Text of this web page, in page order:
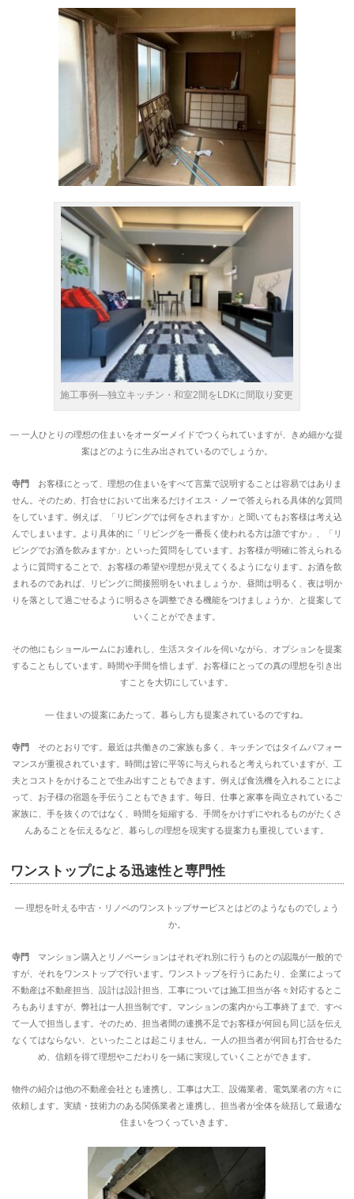
施工事例―独立キッチン・和室2間をLDKに間取り変更
― 一人ひとりの理想の住まいをオーダーメイドでつくられていますが、きめ細かな提
案はどのように生み出されているのでしょうか。
寺門
お客様にとって、理想の住まいをすべて言葉で説明することは容易ではありま
せん。そのため、打合せにおいて出来るだけイエス・ノーで答えられる具体的な質問
をしています。例えば、「リビングでは何をされますか」と聞いてもお客様は考え込
んでしまいます。より具体的に「リビングを一番長く使われる方は誰ですか」、「リ
ビングでお酒を飲みますか」といった質問をしています。お客様が明確に答えられる
ように質問することで、お客様の希望や理想が見えてくるようになります。お酒を飲
まれるのであれば、リビングに間接照明をいれましょうか、昼間は明るく、夜は明か
りを落として過ごせるように明るさを調整できる機能をつけましょうか、と提案して
いくことができます。
その他にもショールームにお連れし、生活スタイルを伺いながら、オプションを提案
することもしています。時間や手間を惜しまず、お客様にとっての真の理想を引き出
すことを大切にしています。
― 住まいの提案にあたって、暮らし方も提案されているのですね。
寺門
そのとおりです。最近は共働きのご家族も多く、キッチンではタイムパフォー
マンスが重視されています。時間は皆に平等に与えられると考えられていますが、工
夫とコストをかけることで生み出すこともできます。例えば食洗機を入れることによ
って、お子様の宿題を手伝うこともできます。毎日、仕事と家事を両立されているご
家族に、手を抜くのではなく、時間を短縮する、手間をかけずにやれるものがたくさ
んあることを伝えるなど、暮らしの理想を現実する提案力も重視しています。
ワンストップによる迅速性と専門性
― 理想を叶える中古・リノベのワンストップサービスとはどのようなものでしょう
か。
寺門
マンション購入とリノベーションはそれぞれ別に行うものとの認識が一般的で
すが、それをワンストップで行います。ワンストップを行うにあたり、企業によって
不動産は不動産担当、設計は設計担当、工事については施工担当が各々対応するとこ
ろもありますが、弊社は一人担当制です。マンションの案内から工事終了まで、すべ
て一人で担当します。そのため、担当者間の連携不足でお客様が何回も同じ話を伝え
なくてはならない、といったことは起こりません。一人の担当者が何回も打合せるた
め、信頼を得て理想やこだわりを一緒に実現していくことができます。
物件の紹介は他の不動産会社とも連携し、工事は大工、設備業者、電気業者の方々に
依頼します。実績・技術力のある関係業者と連携し、担当者が全体を統括して最適な
住まいをつくっていきます。